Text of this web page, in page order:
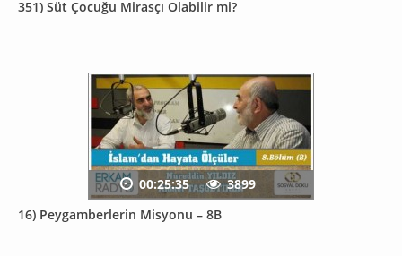
351) Süt Çocuğu Mirasçı Olabilir mi?
16) Peygamberlerin Misyonu – 8B
00:25:35 3899